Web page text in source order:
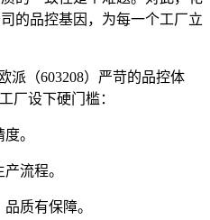
的品控基因，为每一个工厂立
派（603208）严苛的品控体
厂设下硬门槛：
。
流程。
质有保障。